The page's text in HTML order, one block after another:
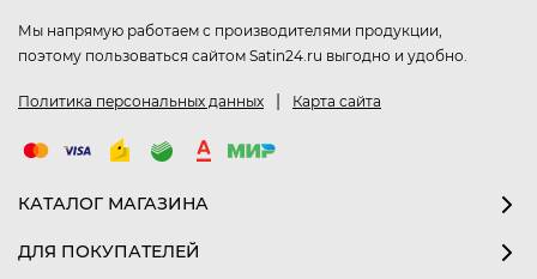
Мы напрямую работаем с производителями продукции,
поэтому пользоваться сайтом Satin24.ru выгодно и удобно.
Политика персональных данных | Карта сайта
КАТАЛОГ МАГАЗИНА
ДЛЯ ПОКУПАТЕЛЕЙ